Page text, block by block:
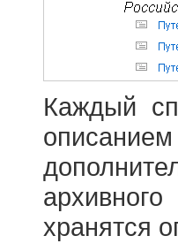
Каждый
хранятся